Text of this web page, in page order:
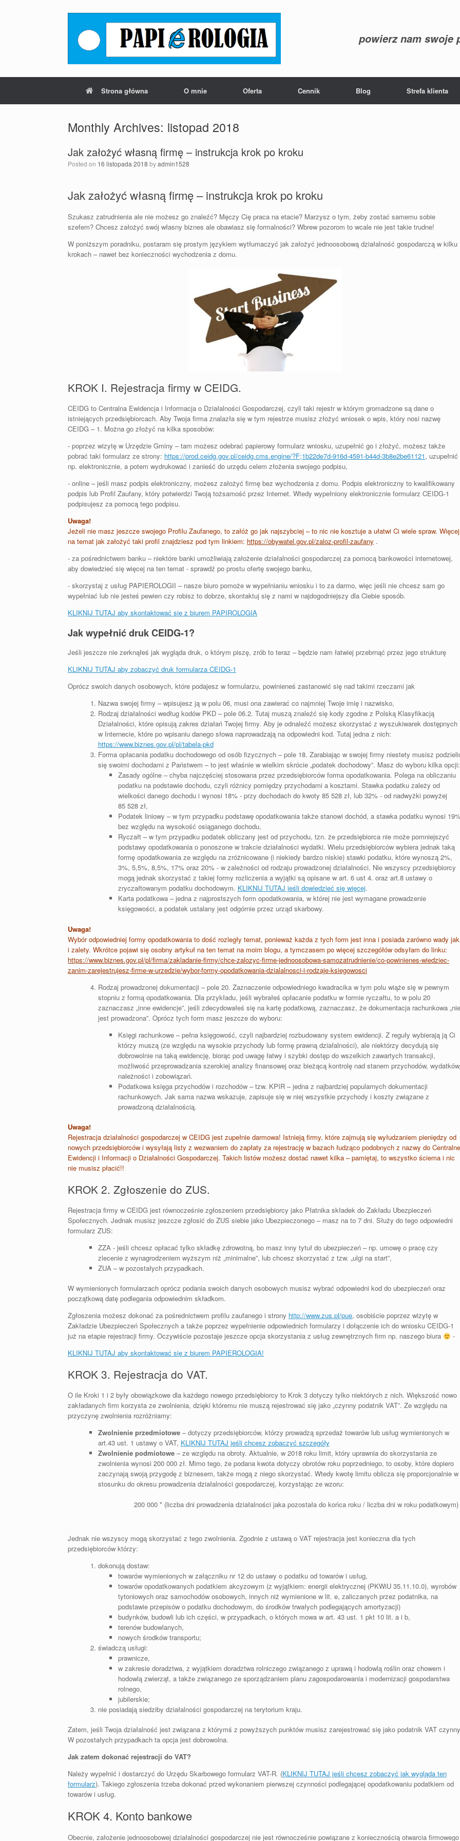
powierz nam swoje
Strona główna O mnie Oferta Cennik Blog Strefa klienta
Monthly Archives: listopad 2018
Jak założyć własną firmę – instrukcja krok po kroku
Posted on 16 listopada 2018 byadmin1528
Jak założyć własną firmę – instrukcja krok po kroku
Szukasz zatrudnienia ale nie możesz go znaleźć? Męczy Cię praca na etacie? Marzysz o tym, żeby zostać samemu sobie
szefem? Chcesz założyć swój własny biznes ale obawiasz się formalności? Wbrew pozorom to wcale nie jest takie trudne!
W poniższym poradniku, postaram się prostym językiem wytłumaczyć jak założyć jednoosobową działalność gospodarczą w kilku
krokach – nawet bez konieczności wychodzenia z domu.
KROK I. Rejestracja firmy w CEIDG.
CEIDG to Centralna Ewidencja i Informacja o Działalności Gospodarczej, czyli taki rejestr w którym gromadzone są dane o
istniejących przedsiębiorcach. Aby Twoja firma znalazła się w tym rejestrze musisz złożyć wniosek o wpis, który nosi nazwę
CEIDG – 1. Można go złożyć na kilka sposobów:
- poprzez wizytę w Urzędzie Gminy – tam możesz odebrać papierowy formularz wniosku, uzupełnić go i złożyć, możesz także
pobrać taki formularz ze strony: https://prod.ceidg.gov.pl/ceidg.cms.engine/?F;1b22de7d-916d-4591-b44d-3b8e2be61121, uzupełnić
np. elektronicznie, a potem wydrukować i zanieść do urzędu celem złożenia swojego podpisu,
- online – jeśli masz podpis elektroniczny, możesz założyć firmę bez wychodzenia z domu. Podpis elektroniczny to kwalifikowany
podpis lub Profil Zaufany, który potwierdzi Twoją tożsamość przez Internet. Wtedy wypełniony elektronicznie formularz CEIDG-1
podpisujesz za pomocą tego podpisu.
Uwaga!
Jeżeli nie masz jeszcze swojego Profilu Zaufanego, to załóż go jak najszybciej – to nic nie kosztuje a ułatwi Ci wiele spraw.
na temat jak założyć taki profil znajdziesz pod tym linkiem: https://obywatel.gov.pl/zaloz-profil-zaufany .
- za pośrednictwem banku – niektóre banki umożliwiają założenie działalności gospodarczej za pomocą bankowości internetowej,
aby dowiedzieć się więcej na ten temat - sprawdź po prostu ofertę swojego banku,
- skorzystaj z usług PAPIEROLOGII – nasze biuro pomoże w wypełnianiu wniosku i to za darmo, więc jeśli nie chcesz sam go
wypełniać lub nie jesteś pewien czy robisz to dobrze, skontaktuj się z nami w najdogodniejszy dla Ciebie sposób.
KLIKNIJ TUTAJ aby skontaktować się z biurem PAPIROLOGIA
Jak wypełnić druk CEIDG-1?
Jeśli jeszcze nie zerknąłeś jak wygląda druk, o którym piszę, zrób to teraz – będzie nam łatwiej przebrnąć przez jego strukturę
KLIKNIJ TUTAJ aby zobaczyć druk formularza CEIDG-1
Oprócz swoich danych osobowych, które podajesz w formularzu, powinieneś zastanowić się nad takimi rzeczami jak
Nazwa swojej firmy – wpisujesz ją w polu 06, musi ona zawierać co najmniej Twoje imię i nazwisko,
Rodzaj działalności według kodów PKD – pole 06.2. Tutaj muszą znaleźć się kody zgodne z Polską Klasyfikacją
Działalności, które opisują zakres działań Twojej firmy. Aby je odnaleźć możesz skorzystać z wyszukiwarek dostępnych
w Internecie, które po wpisaniu danego słowa naprowadzają na odpowiedni kod. Tutaj jedna z nich:
https://www.biznes.gov.pl/pl/tabela-pkd
Forma opłacania podatku dochodowego od osób fizycznych – pole 18. Zarabiając w swojej firmy niestety musisz
się swoimi dochodami z Państwem – to jest właśnie w wielkim skrócie „podatek dochodowy”. Masz do wyboru kilka opcji:
Zasady ogólne – chyba najczęściej stosowana przez przedsiębiorców forma opodatkowania. Polega na obliczaniu
podatku na podstawie dochodu, czyli różnicy pomiędzy przychodami a kosztami. Stawka podatku zależy od
wielkości danego dochodu i wynosi 18% - przy dochodach do kwoty 85 528 zł, lub 32% - od nadwyżki powyżej
85 528 zł,
Podatek liniowy – w tym przypadku podstawę opodatkowania także stanowi dochód, a stawka podatku wynosi
bez względu na wysokość osiąganego dochodu,
Ryczałt – w tym przypadku podatek obliczany jest od przychodu, tzn. że przedsiębiorca nie może pomniejszyć
podstawy opodatkowania o ponoszone w trakcie działalności wydatki. Wielu przedsiębiorców wybiera jednak taką
formę opodatkowania ze względu na zróżnicowane (i niekiedy bardzo niskie) stawki podatku, które wynoszą 2%,
3%, 5,5%, 8,5%, 17% oraz 20% - w zależności od rodzaju prowadzonej działalności. Nie wszyscy przedsiębiorcy
mogą jednak skorzystać z takiej formy rozliczenia a wyjątki są opisane w art. 6 ust 4. oraz art.8 ustawy o
zryczałtowanym podatku dochodowym. KLIKNIJ TUTAJ jeśli dowiedzieć się więcej.
Karta podatkowa – jedna z najprostszych form opodatkowania, w której nie jest wymagane prowadzenie
księgowości, a podatek ustalany jest odgórnie przez urząd skarbowy.
Uwaga!
Wybór odpowiedniej formy opodatkowania to dość rozległy temat, ponieważ każda z tych form jest inna i posiada zarówno wady jak
i zalety. Wkrótce pojawi się osobny artykuł na ten temat na moim blogu, a tymczasem po więcej szczegółów odsyłam do linku:
https://www.biznes.gov.pl/pl/firma/zakladanie-firmy/chce-zalozyc-firme-jednoosobowa-samozatrudnienie/co-powinienes-wiedziec-
zanim-zarejestrujesz-firme-w-urzedzie/wybor-formy-opodatkowania-dzialalnosci-i-rodzaje-ksiegowosci
Rodzaj prowadzonej dokumentacji – pole 20. Zaznaczenie odpowiedniego kwadracika w tym polu wiąże się w pewnym
stopniu z formą opodatkowania. Dla przykładu, jeśli wybrałeś opłacanie podatku w formie ryczałtu, to w polu 20
zaznaczasz „inne ewidencje”, jeśli zdecydowałeś się na kartę podatkową, zaznaczasz, że dokumentacja rachunkowa „nie
jest prowadzona”. Oprócz tych form masz jeszcze do wyboru:
Księgi rachunkowe – pełna księgowość, czyli najbardziej rozbudowany system ewidencji. Z reguły wybierają ją Ci
którzy muszą (ze względu na wysokie przychody lub formę prawną działalności), ale niektórzy decydują się
dobrowolnie na taką ewidencję, biorąc pod uwagęłatwy i szybki dostęp do wszelkich zawartych transakcji,
możliwość przeprowadzania szerokiej analizy finansowej oraz bieżącą kontrolę nad stanem przychodów,
należności i zobowiązań.
Podatkowa księga przychodów i rozchodów – tzw. KPIR – jedna z najbardziej popularnych dokumentacji
rachunkowych. Jak sama nazwa wskazuje, zapisuje się w niej wszystkie przychody i koszty związane z
prowadzoną działalnością.
Uwaga!
Rejestracja działalności gospodarczej w CEIDG jest zupełnie darmowa! Istnieją firmy, które zajmują się wyłudzaniem pieniędzy od
nowych przedsiębiorców i wysyłają listy z wezwaniem do zapłaty za rejestrację w bazach łudząco podobnych z nazwy do
Ewidencji i Informacji o Działalności Gospodarczej. Takich listów możesz dostać nawet kilka – pamiętaj, to wszystko ściema i nic
nie musisz płacić!!
KROK 2. Zgłoszenie do ZUS.
Rejestracja firmy w CEIDG jest równocześnie zgłoszeniem przedsiębiorcy jako Płatnika składek do Zakładu Ubezpieczeń
Społecznych. Jednak musisz jeszcze zgłosić do ZUS siebie jako Ubezpieczonego – masz na to 7 dni. Służy do tego odpowiedni
formularz ZUS:
ZZA - jeśli chcesz opłacać tylko składkę zdrowotną, bo masz inny tytuł do ubezpieczeń – np. umowę o pracę czy
zlecenie z wynagrodzeniem wyższym niż „minimalne”, lub chcesz skorzystać z tzw. „ulgi na start”,
ZUA – w pozostałych przypadkach.
W wymienionych formularzach oprócz podania swoich danych osobowych musisz wybrać odpowiedni kod do ubezpieczeń oraz
początkową datę podlegania odpowiednim składkom.
Zgłoszenia możesz dokonać za pośrednictwem profilu zaufanego i strony http://www.zus.pl/pue, osobiście poprzez wizytę w
Zakładzie Ubezpieczeń Społecznych a także poprzez wypełnienie odpowiednich formularzy i dołączenie ich do wniosku CEIDG-1
już na etapie rejestracji firmy. Oczywiście pozostaje jeszcze opcja skorzystania z usług zewnętrznych firm np. naszego biura
-
KLIKNIJ TUTAJ aby skontaktować się z biurem PAPIEROLOGIA!
KROK 3. Rejestracja do VAT.
O ile Kroki 1 i 2 były obowiązkowe dla każdego nowego przedsiębiorcy to Krok 3 dotyczy tylko niektórych z nich. Większość nowo
zakładanych firm korzysta ze zwolnienia, dzięki któremu nie muszą rejestrować się jako „czynny podatnik VAT”. Ze względu na
przyczynę zwolnienia rozróżniamy:
Zwolnienie przedmiotowe– dotyczy przedsiębiorców, którzy prowadzą sprzedaż towarów lub usług wymienionych w
art.43 ust. 1 ustawy o VAT, KLIKNIJ TUTAJ jeśli chcesz zobaczyć szczegóły
Zwolnienie podmiotowe– ze względu na obroty. Aktualnie, w 2018 roku limit, który uprawnia do skorzystania ze
zwolnienia wynosi 200 000 zł. Mimo tego, że podana kwota dotyczy obrotów roku poprzedniego, to osoby, które dopiero
zaczynają swoją przygodę z biznesem, także mogą z niego skorzystać. Wtedy kwotę limitu oblicza się proporcjonalnie w
stosunku do okresu prowadzenia działalności gospodarczej, korzystając ze wzoru:
200 000 * (liczba dni prowadzenia działalności jaka pozostała do końca roku / liczba dni w roku podatkowym)
Jednak nie wszyscy mogą skorzystać z tego zwolnienia. Zgodnie z ustawą o VAT rejestracja jest konieczna dla tych
przedsiębiorców którzy:
dokonują dostaw:
towarów wymienionych w załączniku nr 12 do ustawy o podatku od towarów i usług,
towarów opodatkowanych podatkiem akcyzowym (z wyjątkiem: energii elektrycznej (PKWiU 35.11.10.0), wyrobów
tytoniowych oraz samochodów osobowych, innych niż wymienione w lit. e, zaliczanych przez podatnika, na
podstawie przepisów o podatku dochodowym, do środków trwałych podlegających amortyzacji)
budynków, budowli lub ich części, w przypadkach, o których mowa w art. 43 ust. 1 pkt 10 lit. a i b,
terenów budowlanych,
nowych środków transportu;
świadczą usługi:
prawnicze,
w zakresie doradztwa, z wyjątkiem doradztwa rolniczego związanego z uprawą i hodowlą roślin oraz chowem i
hodowlą zwierząt, a także związanego ze sporządzaniem planu zagospodarowania i modernizacji gospodarstwa
rolnego,
jubilerskie;
nie posiadają siedziby działalności gospodarczej na terytorium kraju.
Zatem, jeśli Twoja działalność jest związana z którymś z powyższych punktów musisz zarejestrować się jako podatnik VAT
W pozostałych przypadkach ta opcja jest dobrowolna.
Jak zatem dokonać rejestracji do VAT?
Należy wypełnić i dostarczyć do Urzędu Skarbowego formularz VAT-R. (KLIKNIJ TUTAJ jeśli chcesz zobaczyć jak wygląda ten
formularz). Takiego zgłoszenia trzeba dokonać przed wykonaniem pierwszej czynności podlegającej opodatkowaniu podatkiem od
towarów i usług.
KROK 4. Konto bankowe
Obecnie, założenie jednoosobowej działalności gospodarczej nie jest równocześnie powiązane z koniecznością otwarcia firmowego